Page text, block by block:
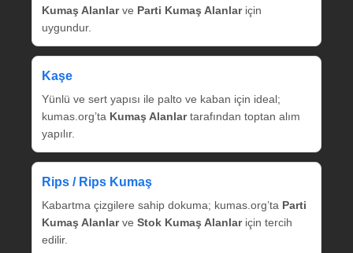
Kumaş Alanlarve Parti Kumaş Alanlariçin
uygundur.
Kaşe
Yünlü ve sert yapısı ile palto ve kaban için ideal;
kumas.org’ta Kumaş Alanlartarafından toptan alım
yapılır.
Rips / Rips Kumaş
Kabartma çizgilere sahip dokuma; kumas.org’ta Parti
Kumaş Alanlarve Stok Kumaş Alanlariçin tercih
edilir.